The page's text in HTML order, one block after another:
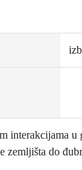
interakcijama
zemljišta do